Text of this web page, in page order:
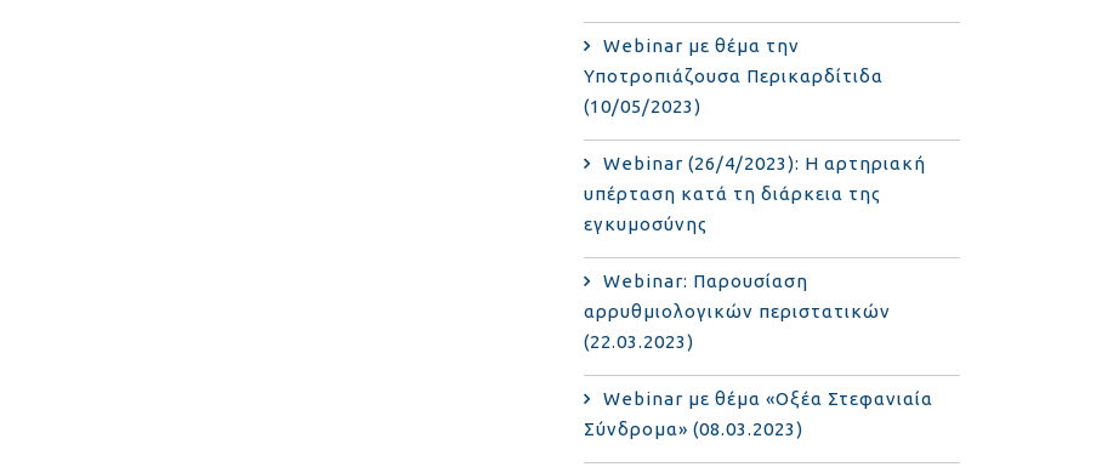
Webinar με θέμα την
Υποτροπιάζουσα Περικαρδίτιδα
(10/05/2023)
Webinar (26/4/2023): Η αρτηριακή
υπέρταση κατά τη διάρκεια της
εγκυμοσύνης
Webinar: Παρουσίαση
αρρυθμιολογικών περιστατικών
(22.03.2023)
Webinar με θέμα «Οξέα Στεφανιαία
Σύνδρομα» (08.03.2023)